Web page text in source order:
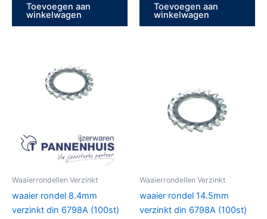
Toevoegen aan
winkelwagen
Toevoegen aan
winkelwagen
Waaierrondellen Verzinkt
waaier rondel 8.4mm
verzinkt din 6798A (100st)
Waaierrondellen Verzinkt
waaier rondel 14.5mm
verzinkt din 6798A (100st)